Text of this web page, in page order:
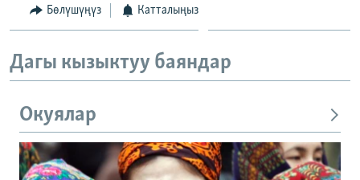
Бөлүшүңүз Катталыңыз
Дагы кызыктуу баяндар
Окуялар